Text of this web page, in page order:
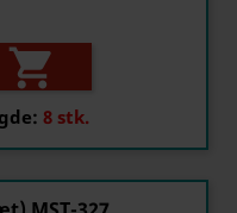

8 stk.